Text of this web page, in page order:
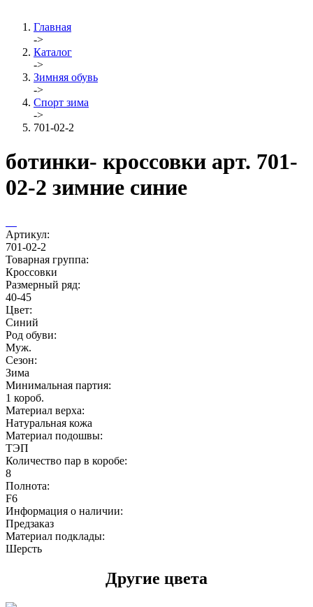
Главная
->
Каталог
->
Зимняя обувь
->
Спорт зима
->
701-02-2
ботинки- кроссовки арт. 701-
02-2 зимние синие
Артикул:
701-02-2
Товарная группа:
Кроссовки
Размерный ряд:
40-45
Цвет:
Синий
Род обуви:
Муж.
Сезон:
Зима
Минимальная партия:
1 короб.
Материал верха:
Натуральная кожа
Материал подошвы:
ТЭП
Количество пар в коробе:
8
Полнота:
F6
Информация о наличии:
Предзаказ
Материал подклады:
Шерсть
Другие цвета